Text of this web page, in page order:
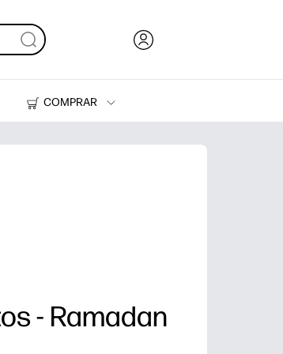
COMPRAR
Tinteiros e Toner
- Ramadan